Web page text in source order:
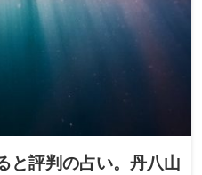
と評判の占い。丹八山